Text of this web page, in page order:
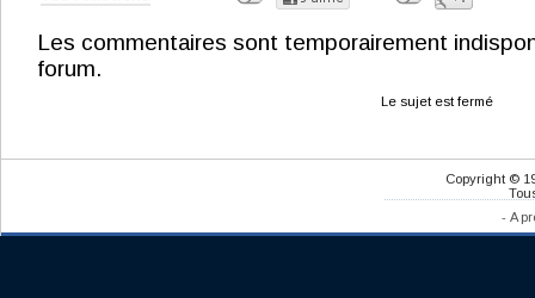
Les commentaires sont temporairement
forum.
Le sujet est fermé
Copyright ©
- A